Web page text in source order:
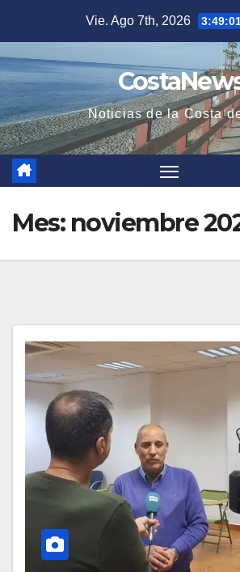
contenido
Vie. Ago 7th, 2026
Noticias de la Costa
Mes: noviembre